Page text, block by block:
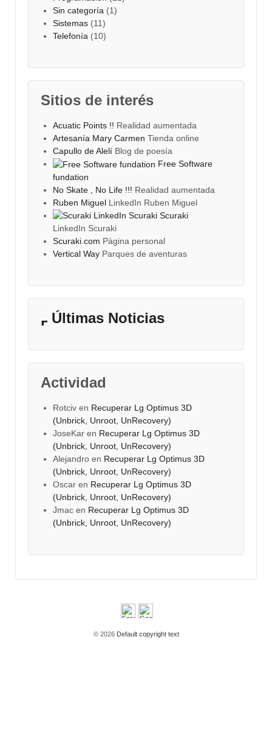
Sin categoría (1)
Sistemas (11)
Telefonía (10)
Sitios de interés
Acuatic Points !! Realidad aumentada
Artesanía Mary Carmen Tienda online
Capullo de Alelí Blog de poesía
Free Software
fundation
No Skate , No Life !!! Realidad aumentada
Ruben Miguel LinkedIn Ruben Miguel
Scuraki
LinkedIn Scuraki
Scuraki.com Pàgina personal
Vertical Way Parques de aventuras
Últimas Noticias
Actividad
Rotciv en Recuperar Lg Optimus 3D
(Unbrick, Unroot, UnRecovery)
JoseKar en Recuperar Lg Optimus 3D
(Unbrick, Unroot, UnRecovery)
Alejandro en Recuperar Lg Optimus 3D
(Unbrick, Unroot, UnRecovery)
Oscar en Recuperar Lg Optimus 3D
(Unbrick, Unroot, UnRecovery)
Jmac en Recuperar Lg Optimus 3D
(Unbrick, Unroot, UnRecovery)
© 2026Default copyright text